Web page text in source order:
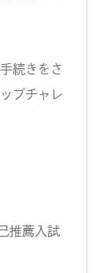
続きをさ
プチャレ
薦入試